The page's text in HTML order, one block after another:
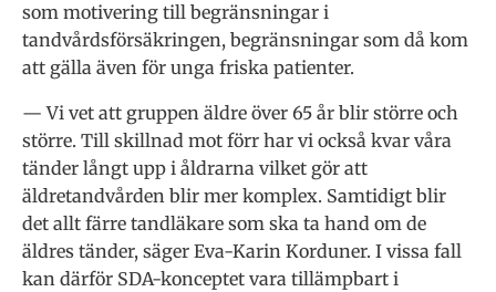
som motivering till begränsningar i
tandvårdsförsäkringen, begränsningar som då kom
att gälla även för unga friska patienter.
— Vi vet att gruppen äldre över 65 år blir större och
större. Till skillnad mot förr har vi också kvar våra
tänder långt upp i åldrarna vilket gör att
äldretandvården blir mer komplex. Samtidigt blir
det allt färre tandläkare som ska ta hand om de
äldres tänder, säger Eva-Karin Korduner. I vissa fall
kan därför SDA-konceptet vara tillämpbart i